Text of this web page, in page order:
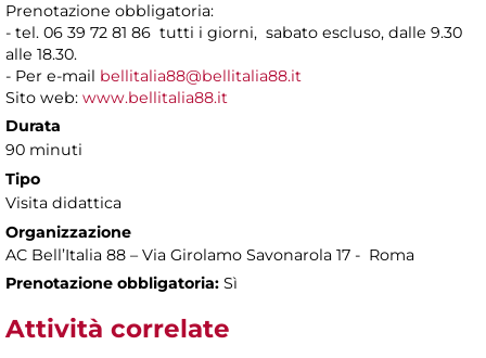
Prenotazione obbligatoria:
- tel. 06 39 72 81 86 tutti i giorni, sabato escluso, dalle 9.30
alle 18.30.
- Per e-mail bellitalia88@bellitalia88.it
Sito web: www.bellitalia88.it
Durata
90 minuti
Tipo
Visita didattica
Organizzazione
AC Bell’Italia 88 – Via Girolamo Savonarola 17 - Roma
Prenotazione obbligatoria: Sì
Attività correlate